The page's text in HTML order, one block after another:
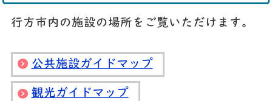
行方市内の施設の場所をご覧いただけます。
公共施設ガイドマップ
観光ガイドマップ